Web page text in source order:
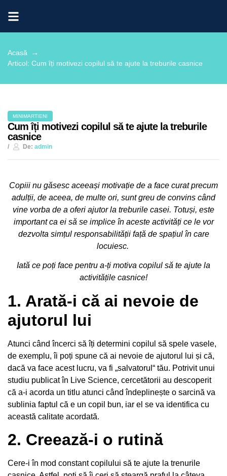
Acasă →
Articol: Cum îți motivezi copilul să te ajute la treburile casnice
MINIMARTIENI
Cum îți motivezi copilul să te ajute la treburile
casnice
De: admin
Copiii nu găsesc aceeași motivație de a face curat precum
adulții, de aceea, de multe ori, sunt greu de convins când
vine vorba de a oferi ajutor la treburile casei. Totuși, este
important ca ei să se implice în aceste activități ce le vor
dezvolta simțul responsabilității față de spațiul în care
locuiesc.
Iată ce poți face pentru a-ți motiva copilul să te ajute la
activitățile casnice!
1. Arată-i că ai nevoie de
ajutorul lui
Atunci când încerci să îți determini copilul să spele vasele,
de exemplu, îi poți spune că ai nevoie de ajutorul lui și că,
dacă va face acest lucru, va fi „salvatorul“ tău. Potrivit unui
studiu publicat în Live Science, cercetătorii au descoperit
că a-i acorda un titlu atunci când îndeplinește o sarcină va
sublinia faptul că e un copil bun, iar el se va identifica cu
această calitate acordată.
2. Creează-i o rutină
Cere-i în mod constant copilului să te ajute la trenurile